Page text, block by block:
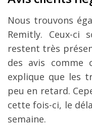
Nous trouvons
Remitly. Ceux-ci
restent très
des avis comme
explique que les
peu en retard.
cette fois-ci, le
semaine.